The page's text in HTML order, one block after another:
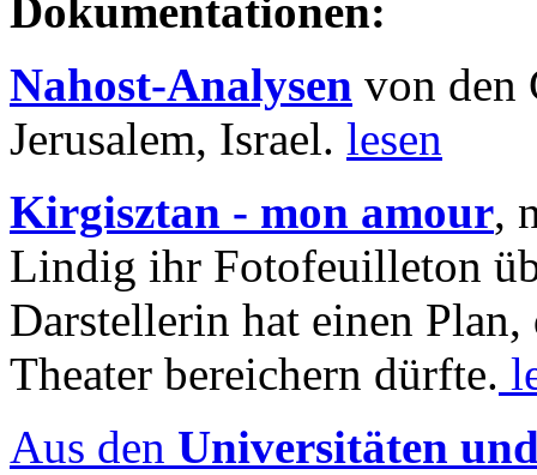
Dokumentationen:
Nahost-Analysen von den
Jerusalem, Israel. lesen
Kirgisztan - mon amour,
Lindig ihr Fotofeuilleton
Darstellerin hat einen Plan,
Theater bereichern dürfte.
Aus den Universitäten